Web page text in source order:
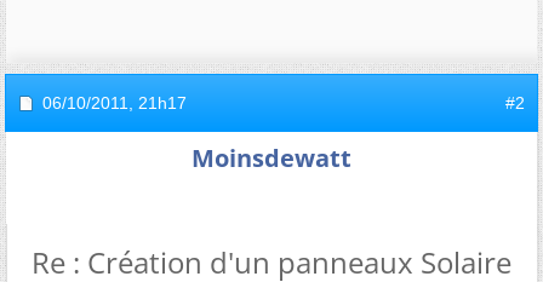
06/10/2011, 21h17 #2
Moinsdewatt
Re : Création d'un panneaux Solaire